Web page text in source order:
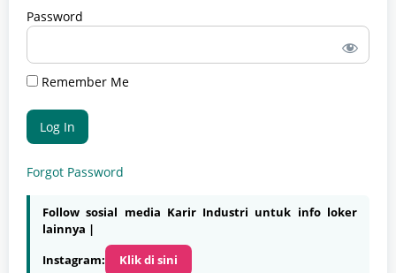
Password
Remember Me
Forgot Password
Follow sosial media Karir Industri untuk info loker
lainnya |
Instagram:
Klik di sini